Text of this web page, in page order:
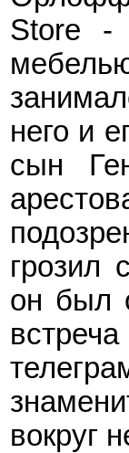
Store -
него и
сын
грозил
он был
вокруг